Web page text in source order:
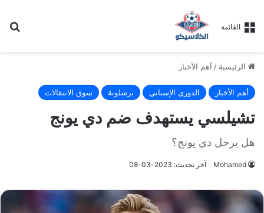
القائمة
الرئيسية / أهم الأخبار
أهم الأخبار الدوري الإسباني برشلونة سوق الانتقالات
تشيلسي يستهدف ضم دي يونج
هل يرحل دي يونج؟
Mohamed آخر تحديث: 2023-03-08